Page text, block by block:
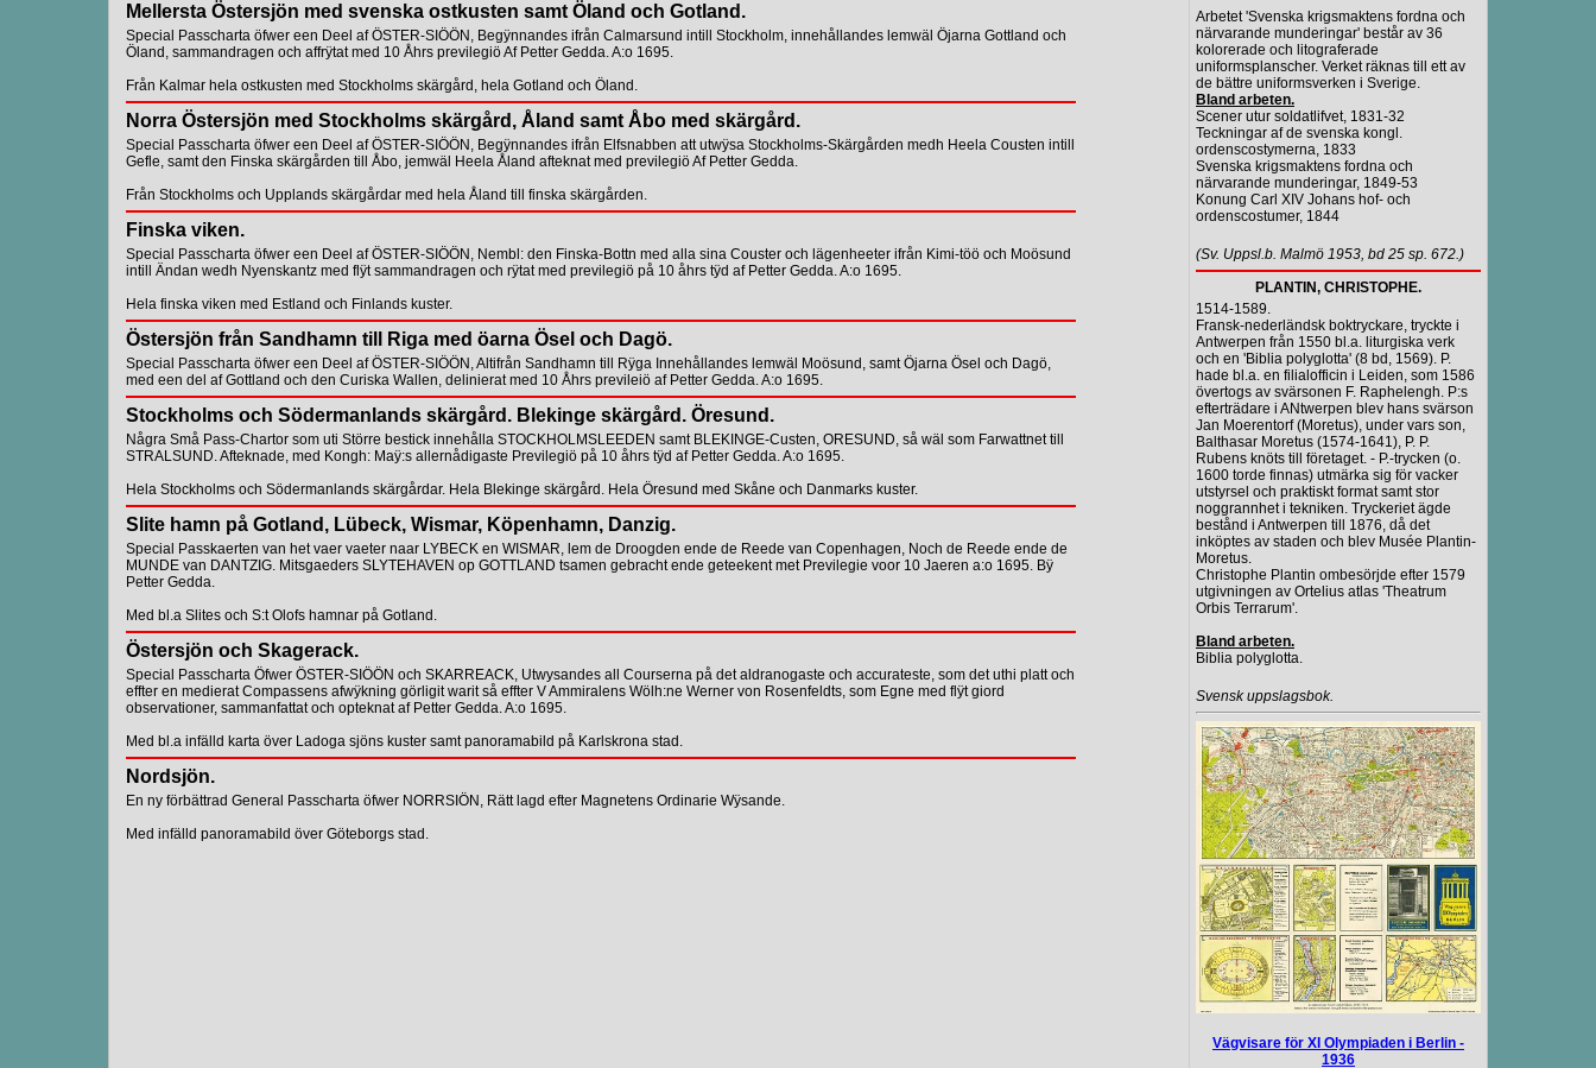
Arbetet 'Svenska krigsmaktens fordna och
närvarande munderingar' består av 36
kolorerade och litograferade
uniformsplanscher. Verket räknas till ett av
de bättre uniformsverken i Sverige.
Bland arbeten.
Scener utur soldatlifvet, 1831-32
Teckningar af de svenska kongl.
ordenscostymerna, 1833
Svenska krigsmaktens fordna och
närvarande munderingar, 1849-53
Konung Carl XIV Johans hof- och
ordenscostumer, 1844
(Sv. Uppsl.b. Malmö 1953, bd 25 sp. 672.)
PLANTIN, CHRISTOPHE.
1514-1589.
Fransk-nederländsk boktryckare, tryckte i
Antwerpen från 1550 bl.a. liturgiska verk
och en 'Biblia polyglotta' (8 bd, 1569). P.
hade bl.a. en filialofficin i Leiden, som 1586
övertogs av svärsonen F. Raphelengh. P:s
efterträdare i ANtwerpen blev hans svärson
Jan Moerentorf (Moretus), under vars son,
Balthasar Moretus (1574-1641), P. P.
Rubens knöts till företaget. - P.-trycken (o.
1600 torde finnas) utmärka sig för vacker
utstyrsel och praktiskt format samt stor
noggrannhet i tekniken. Tryckeriet ägde
bestånd i Antwerpen till 1876, då det
inköptes av staden och blev Musée Plantin-
Moretus.
Christophe Plantin ombesörjde efter 1579
utgivningen av Ortelius atlas 'Theatrum
Orbis Terrarum'.
Bland arbeten.
Biblia polyglotta.
Svensk uppslagsbok.
Vägvisare för XI Olympiaden i Berlin -
1936
Mellersta Östersjön med svenska ostkusten samt Öland och Gotland.
Special Passcharta öfwer een Deel af ÖSTER-SIÖÖN, Begÿnnandes ifrån Calmarsund intill Stockholm, innehållandes lemwäl Öjarna Gottland och
Öland, sammandragen och affrÿtat med 10 Åhrs previlegiö Af Petter Gedda. A:o 1695.
Från Kalmar hela ostkusten med Stockholms skärgård, hela Gotland och Öland.
Norra Östersjön med Stockholms skärgård, Åland samt Åbo med skärgård.
Special Passcharta öfwer een Deel af ÖSTER-SIÖÖN, Begÿnnandes ifrån Elfsnabben att utwÿsa Stockholms-Skärgården medh Heela Cousten intill
Gefle, samt den Finska skärgården till Åbo, jemwäl Heela Åland afteknat med previlegiö Af Petter Gedda.
Från Stockholms och Upplands skärgårdar med hela Åland till finska skärgården.
Finska viken.
Special Passcharta öfwer een Deel af ÖSTER-SIÖÖN, Nembl: den Finska-Bottn med alla sina Couster och lägenheeter ifrån Kimi-töö och Moösund
intill Ändan wedh Nyenskantz med flÿt sammandragen och rÿtat med previlegiö på 10 åhrs tÿd af Petter Gedda. A:o 1695.
Hela finska viken med Estland och Finlands kuster.
Östersjön från Sandhamn till Riga med öarna Ösel och Dagö.
Special Passcharta öfwer een Deel af ÖSTER-SIÖÖN, Altifrån Sandhamn till Rÿga Innehållandes lemwäl Moösund, samt Öjarna Ösel och Dagö,
med een del af Gottland och den Curiska Wallen, delinierat med 10 Åhrs previleiö af Petter Gedda. A:o 1695.
Stockholms och Södermanlands skärgård. Blekinge skärgård. Öresund.
Några Små Pass-Chartor som uti Större bestick innehålla STOCKHOLMSLEEDEN samt BLEKINGE-Custen, ORESUND, så wäl som Farwattnet till
STRALSUND. Afteknade, med Kongh: Maÿ:s allernådigaste Previlegiö på 10 åhrs tÿd af Petter Gedda. A:o 1695.
Hela Stockholms och Södermanlands skärgårdar. Hela Blekinge skärgård. Hela Öresund med Skåne och Danmarks kuster.
Slite hamn på Gotland, Lübeck, Wismar, Köpenhamn, Danzig.
Special Passkaerten van het vaer vaeter naar LYBECK en WISMAR, lem de Droogden ende de Reede van Copenhagen, Noch de Reede ende de
MUNDE van DANTZIG. Mitsgaeders SLYTEHAVEN op GOTTLAND tsamen gebracht ende geteekent met Previlegie voor 10 Jaeren a:o 1695. Bÿ
Petter Gedda.
Med bl.a Slites och S:t Olofs hamnar på Gotland.
Östersjön och Skagerack.
Special Passcharta Öfwer ÖSTER-SIÖÖN och SKARREACK, Utwysandes all Courserna på det aldranogaste och accurateste, som det uthi platt och
effter en medierat Compassens afwÿkning görligit warit så effter V Ammiralens Wölh:ne Werner von Rosenfeldts, som Egne med flÿt giord
observationer, sammanfattat och opteknat af Petter Gedda. A:o 1695.
Med bl.a infälld karta över Ladoga sjöns kuster samt panoramabild på Karlskrona stad.
Nordsjön.
En ny förbättrad General Passcharta öfwer NORRSIÖN, Rätt lagd efter Magnetens Ordinarie Wÿsande.
Med infälld panoramabild över Göteborgs stad.